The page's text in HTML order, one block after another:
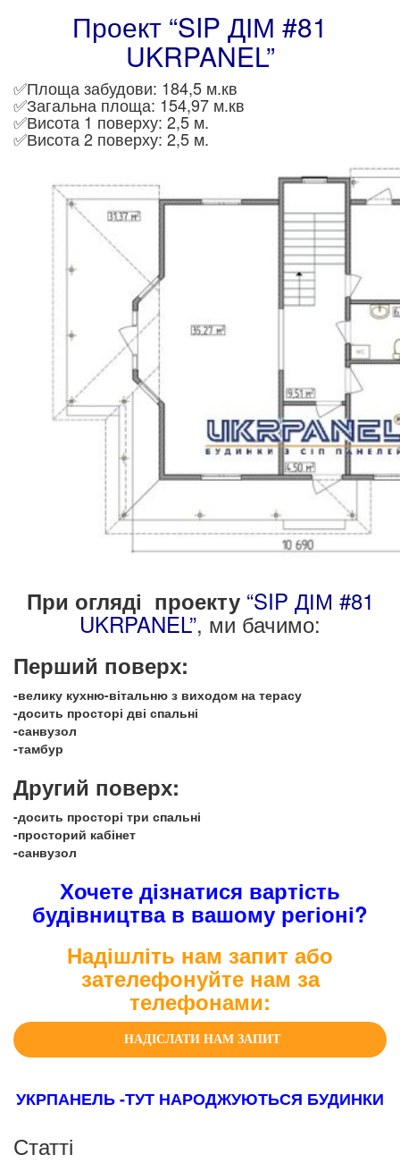
Проект “SIP ДІМ #81
UKRPANEL”
✅Площа забудови: 184,5 м.кв
✅Загальна площа: 154,97 м.кв
✅Висота 1 поверху: 2,5 м.
✅Висота 2 поверху: 2,5 м.
При огляді проекту “SIP ДІМ #81
UKRPANEL”, ми бачимо:
Перший поверх:
-велику кухню-вітальню з виходом на терасу
-досить просторі дві спальні
-санвузол
-тамбур
Другий поверх:
-досить просторі три спальні
-просторий кабінет
-санвузол
Хочете дізнатися вартість
будівництва в вашому регіоні?
Надішліть нам запит або
зателефонуйте нам за
телефонами:
НАДІСЛАТИ НАМ ЗАПИТ
УКРПАНЕЛЬ -ТУТ НАРОДЖУЮТЬСЯ БУДИНКИ
Статті